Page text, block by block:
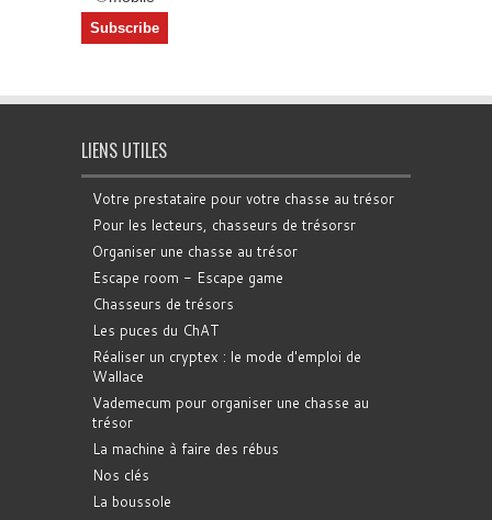
LIENS UTILES
Votre prestataire pour votre chasse au trésor
Pour les lecteurs, chasseurs de trésorsr
Organiser une chasse au trésor
Escape room - Escape game
Chasseurs de trésors
Les puces du ChAT
Réaliser un cryptex : le mode d'emploi de
Wallace
Vademecum pour organiser une chasse au
trésor
La machine à faire des rébus
Nos clés
La boussole